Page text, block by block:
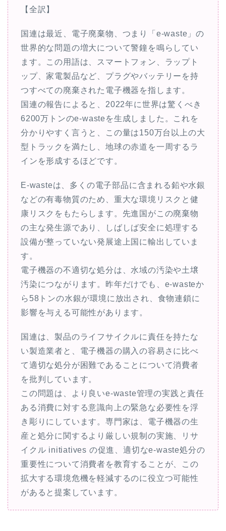
【全訳】
国連は最近、電子廃棄物、つまり「e-waste」の
世界的な問題の増大について警鐘を鳴らしてい
ます。この用語は、スマートフォン、ラップト
ップ、家電製品など、プラグやバッテリーを持
つすべての廃棄された電子機器を指します。
国連の報告によると、2022年に世界は驚くべき
6200万トンのe-wasteを生成しました。これを
分かりやすく言うと、この量は150万台以上の大
型トラックを満たし、地球の赤道を一周するラ
インを形成するほどです。
E-wasteは、多くの電子部品に含まれる鉛や水銀
などの有毒物質のため、重大な環境リスクと健
康リスクをもたらします。先進国がこの廃棄物
の主な発生源であり、しばしば安全に処理する
設備が整っていない発展途上国に輸出していま
す。
電子機器の不適切な処分は、水域の汚染や土壌
汚染につながります。昨年だけでも、e-wasteか
ら58トンの水銀が環境に放出され、食物連鎖に
影響を与える可能性があります。
国連は、製品のライフサイクルに責任を持たな
い製造業者と、電子機器の購入の容易さに比べ
て適切な処分が困難であることについて消費者
を批判しています。
この問題は、より良いe-waste管理の実践と責任
ある消費に対する意識向上の緊急な必要性を浮
き彫りにしています。専門家は、電子機器の生
産と処分に関するより厳しい規制の実施、リサ
イクル initiatives の促進、適切なe-waste処分の
重要性について消費者を教育することが、この
拡大する環境危機を軽減するのに役立つ可能性
があると提案しています。